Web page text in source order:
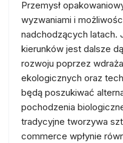
Przemysł
wyzwaniami i
nadchodzących latach.
kierunków jest dalsze
rozwoju poprzez
ekologicznych oraz
będą poszukiwać
pochodzenia
tradycyjne tworzywa
commerce wpłynie